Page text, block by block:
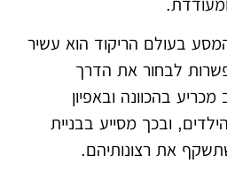
בעולם הריקוד הוא עשיר
לבחור את הדרך
בהכוונה ובאפיון
ובכך מסייע בבניית
את רצונותיהם.